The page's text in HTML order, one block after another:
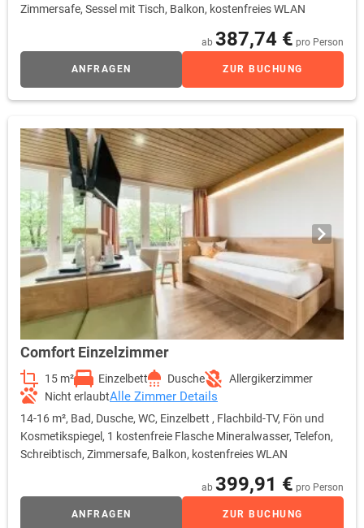
Zimmersafe, Sessel mit Tisch, Balkon, kostenfreies WLAN
ab 387,74 € pro Person
ANFRAGEN ZUR BUCHUNG
Comfort Einzelzimmer
15 m² Einzelbett Dusche
Allergikerzimmer
Nicht erlaubtAlle Zimmer Details
14-16 m², Bad, Dusche, WC, Einzelbett , Flachbild-TV, Fön und
Kosmetikspiegel, 1 kostenfreie Flasche Mineralwasser, Telefon,
Schreibtisch, Zimmersafe, Balkon, kostenfreies WLAN
ab 399,91 € pro Person
ANFRAGEN ZUR BUCHUNG